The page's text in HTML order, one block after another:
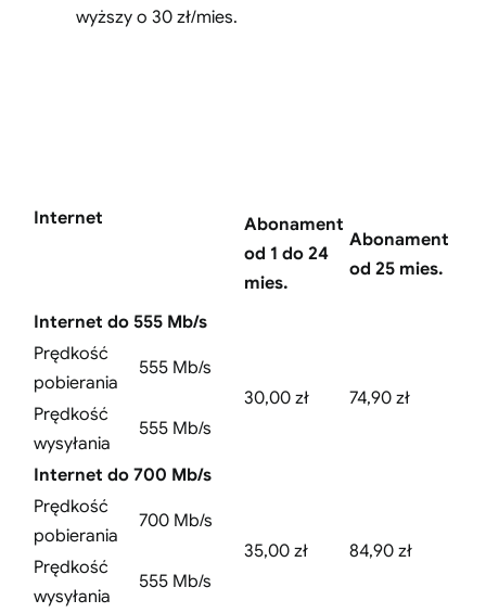
wyższy o 30 zł/mies.
Internet
Abonament
od 1 do 24
mies.
Abonament
od 25 mies.
Internet do 555 Mb/s
Prędkość
pobierania
555 Mb/s
30,00 zł
74,90 zł
Prędkość
wysyłania
555 Mb/s
Internet do 700 Mb/s
Prędkość
pobierania
700 Mb/s
35,00 zł
84,90 zł
Prędkość
wysyłania
555 Mb/s